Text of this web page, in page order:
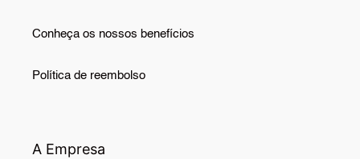
Conheça os nossos benefícios
Política de reembolso
A Empresa